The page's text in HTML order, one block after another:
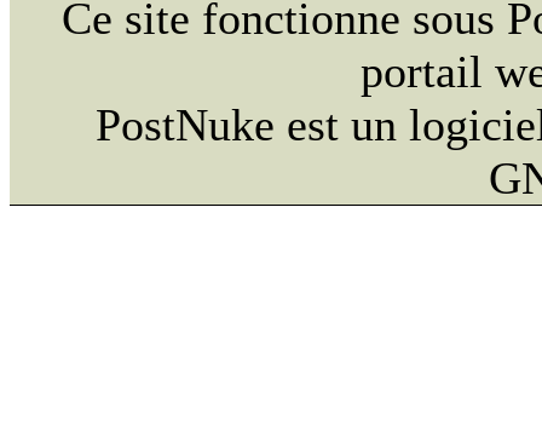
Ce site fonctionne sous
portail
PostNuke est un